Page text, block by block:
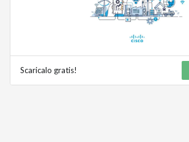
Scaricalo gratis!